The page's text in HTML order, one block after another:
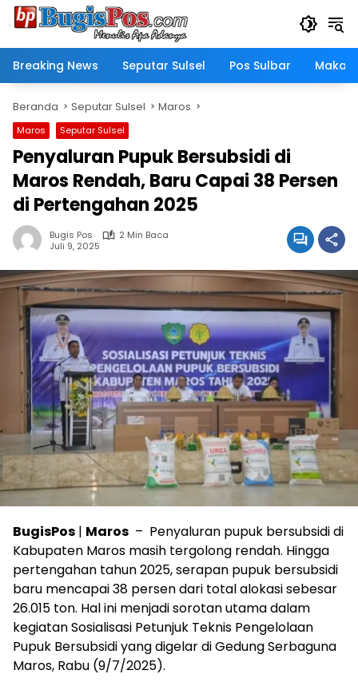
Langsung
Breaking News
Seputar Sulsel Pos Sulbar
Beranda Seputar Sulsel Maros
Maros Seputar Sulsel
Penyaluran Pupuk Bersubsidi di
Maros Rendah, Baru Capai 38 Persen
di Pertengahan 2025
Bugis Pos
2 Min Baca
Juli 9, 2025
BugisPos | Maros – Penyaluran pupuk bersubsidi di
Kabupaten Maros masih tergolong rendah. Hingga
pertengahan tahun 2025, serapan pupuk bersubsidi
baru mencapai 38 persen dari total alokasi sebesar
26.015 ton. Hal ini menjadi sorotan utama dalam
kegiatan Sosialisasi Petunjuk Teknis Pengelolaan
Pupuk Bersubsidi yang digelar di Gedung Serbaguna
Maros, Rabu (9/7/2025).